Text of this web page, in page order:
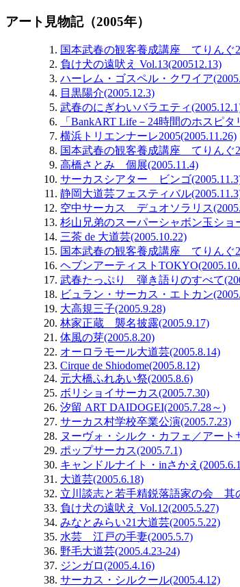
アート見物記（2005年）
国本武春の観客養成講座 てりんぐ
負け犬の遠吠え Vol.13(200512.13)
ハーレム・ゴスペル・クワイア
目黒陽介(2005.12.3)
武春のにぎわいバラエティ
「BankART Life－24時間のホスピ
横浜トリエンナーレ2005(2005.11.26)
国本武春の観客養成講座 てりんぐ
高橋さとみ 個展(2005.11.4)
サーカスシアター ビンゴ
静岡大道芸フェスティバル
空中サーカス デュオソラリス
杉山兄弟のスーパーシャボン玉ショ
三茶 de 大道芸(2005.10.22)
国本武春の観客養成講座 てりんぐ
ヘブンアーティスト
武春たっぷり 弾き語りのすべて
ビュラン・サーカス・エトカン
大高規三子(2005.9.28)
林家正蔵 襲名披露(2005.9.17)
体風の芽(2005.8.20)
オーロラモール大道芸(2005.8.14)
Cirque de Shiodome(2005.8.12)
元大橋ふれあい祭(2005.8.6)
ボリショイサーカス(2005.7.30)
汐留 ART DAIDOGEI(2005.7.28～)
サーカス村学校卒業公演(2005.7.23)
ヌーヴォ・シルク・カフェ／アート
ポップサーカス(2005.7.1)
キャンドルナイト・inさかえ
大道芸(2005.6.18)
立川談志と若手精鋭落語家の会 其
負け犬の遠吠え Vol.12(2005.5.27)
みなとみらい21大道芸(2005.5.22)
水芸 江戸の手妻(2005.5.7)
野毛大道芸(2005.4.23-24)
ジンガロ(2005.4.16)
サーカス・シルクール(2005.4.12)